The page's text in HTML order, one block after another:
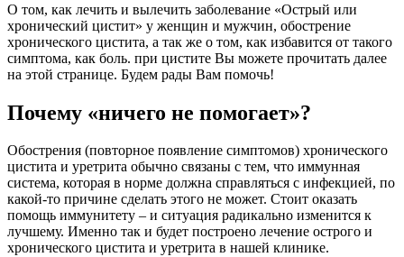
О том, как лечить и вылечить заболевание «Острый или
хронический цистит» у женщин и мужчин, обострение
хронического цистита, а так же о том, как избавится от такого
симптома, как боль. при цистите Вы можете прочитать далее
на этой странице. Будем рады Вам помочь!
Почему «ничего не помогает»?
Обострения (повторное появление симптомов) хронического
цистита и уретрита обычно связаны с тем, что иммунная
система, которая в норме должна справляться с инфекцией, по
какой-то причине сделать этого не может. Стоит оказать
помощь иммунитету – и ситуация радикально изменится к
лучшему. Именно так и будет построено лечение острого и
хронического цистита и уретрита в нашей клинике.